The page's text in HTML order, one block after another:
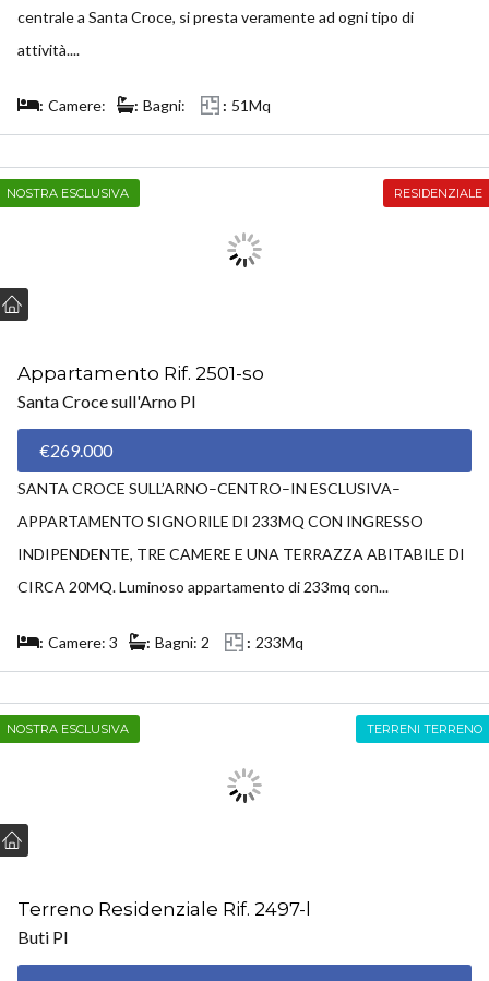
centrale a Santa Croce, si presta veramente ad ogni tipo di
attività....
Camere: Bagni: 51Mq
NOSTRA ESCLUSIVA RESIDENZIALE
Appartamento Rif. 2501-so
Santa Croce sull'Arno PI
€269.000
SANTA CROCE SULL’ARNO–CENTRO–IN ESCLUSIVA–
APPARTAMENTO SIGNORILE DI 233MQ CON INGRESSO
INDIPENDENTE, TRE CAMERE E UNA TERRAZZA ABITABILE DI
CIRCA 20MQ. Luminoso appartamento di 233mq con...
Camere: 3 Bagni: 2 233Mq
NOSTRA ESCLUSIVA TERRENI TERRENO
Terreno Residenziale Rif. 2497-l
Buti PI